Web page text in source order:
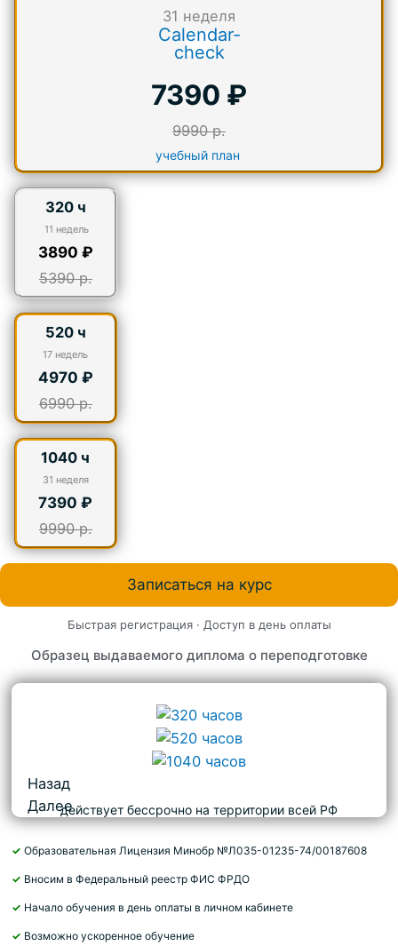
31 неделя
Calendar-
check
7390 ₽
9990 р.
учебный план
320 ч
11 недель
3890 ₽
5390 р.
520 ч
17 недель
4970 ₽
6990 р.
1040 ч
31 неделя
7390 ₽
9990 р.
Записаться на курс
Быстрая регистрация · Доступ в день оплаты
Образец выдаваемого диплома о переподготовке
Назад
Далеедействует бессрочно на территории всей РФ
✓ Образовательная Лицензия Минобр №Л035-01235-74/00187608
✓ Вносим в Федеральный реестр ФИС ФРДО
✓ Начало обучения в день оплаты в личном кабинете
✓ Возможно ускоренное обучение